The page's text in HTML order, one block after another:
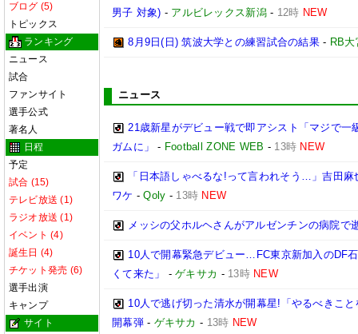
ブログ (5)
トピックス
ランキング
ニュース
試合
ファンサイト
選手公式
著名人
日程
予定
試合 (15)
テレビ放送 (1)
ラジオ放送 (1)
イベント (4)
誕生日 (4)
チケット発売 (6)
選手出演
キャンプ
サイト
男子 対象) - アルビレックス新潟- 12時 NEW
8月9日(日) 筑波大学との練習試合の結果- RB
ニュース
21歳新星がデビュー戦で即アシスト「マジで
ガムに」
- Football ZONE WEB - 13時 NEW
「日本語しゃべるな!って言われそう…」吉田
ワケ -Qoly - 13時 NEW
メッシの父ホルヘさんがアルゼンチンの病院で
10人で開幕緊急デビュー…FC東京新加入のDF
くて来た」
-ゲキサカ - 13時 NEW
10人で逃げ切った清水が開幕星!「やるべきこ
開幕弾- ゲキサカ - 13時 NEW